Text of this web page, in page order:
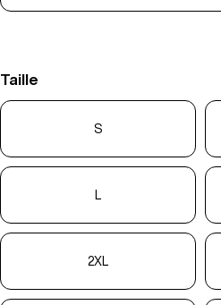
Taille
S
2XL